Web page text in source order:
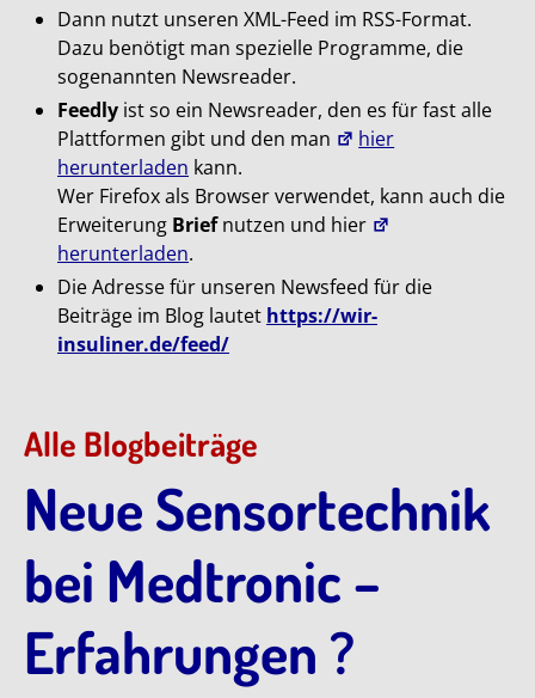
Dann nutzt unseren XML-Feed im RSS-Format.
Dazu benötigt man spezielle Programme, die
sogenannten Newsreader.
Feedly ist so ein Newsreader, den es für fast alle
Plattformen gibt und den man
hier
herunterladen kann.
Wer Firefox als Browser verwendet, kann auch die
Erweiterung Briefnutzen und hier
herunterladen.
Die Adresse für unseren Newsfeed für die
Beiträge im Blog lautet https://wir-
insuliner.de/feed/
Alle Blogbeiträge
Neue Sensortechnik
bei Medtronic –
Erfahrungen ?